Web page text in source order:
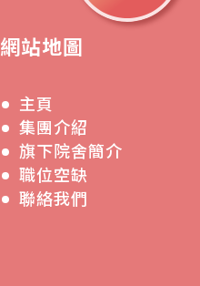
網站地圖
主頁
集團介紹
旗下院舍簡介
職位空缺
聯絡我們